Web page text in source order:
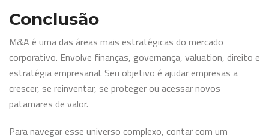
Conclusão
M&A é uma das áreas mais estratégicas do mercado
corporativo. Envolve finanças, governança, valuation, direito e
estratégia empresarial. Seu objetivo é ajudar empresas a
crescer, se reinventar, se proteger ou acessar novos
patamares de valor.
Para navegar esse universo complexo, contar com um